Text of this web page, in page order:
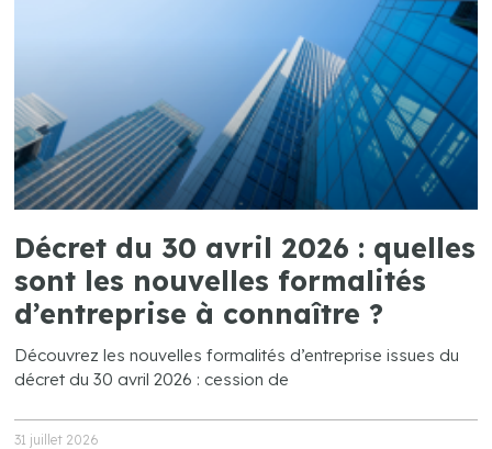
Décret du 30 avril 2026 : quelles
sont les nouvelles formalités
d’entreprise à connaître ?
Découvrez les nouvelles formalités d’entreprise issues du
décret du 30 avril 2026 : cession de
31 juillet 2026